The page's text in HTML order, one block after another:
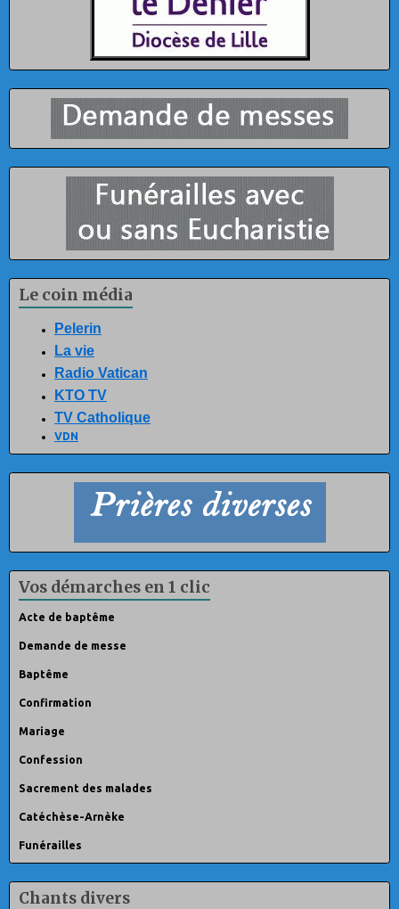
Le coin média
Pelerin
La vie
Radio Vatican
KTO TV
TV Catholique
VDN
Vos démarches en 1 clic
Acte de baptême
Demande de messe
Baptême
Confirmation
Mariage
Confession
Sacrement des malades
Catéchèse-Arnèke
Funérailles
Chants divers